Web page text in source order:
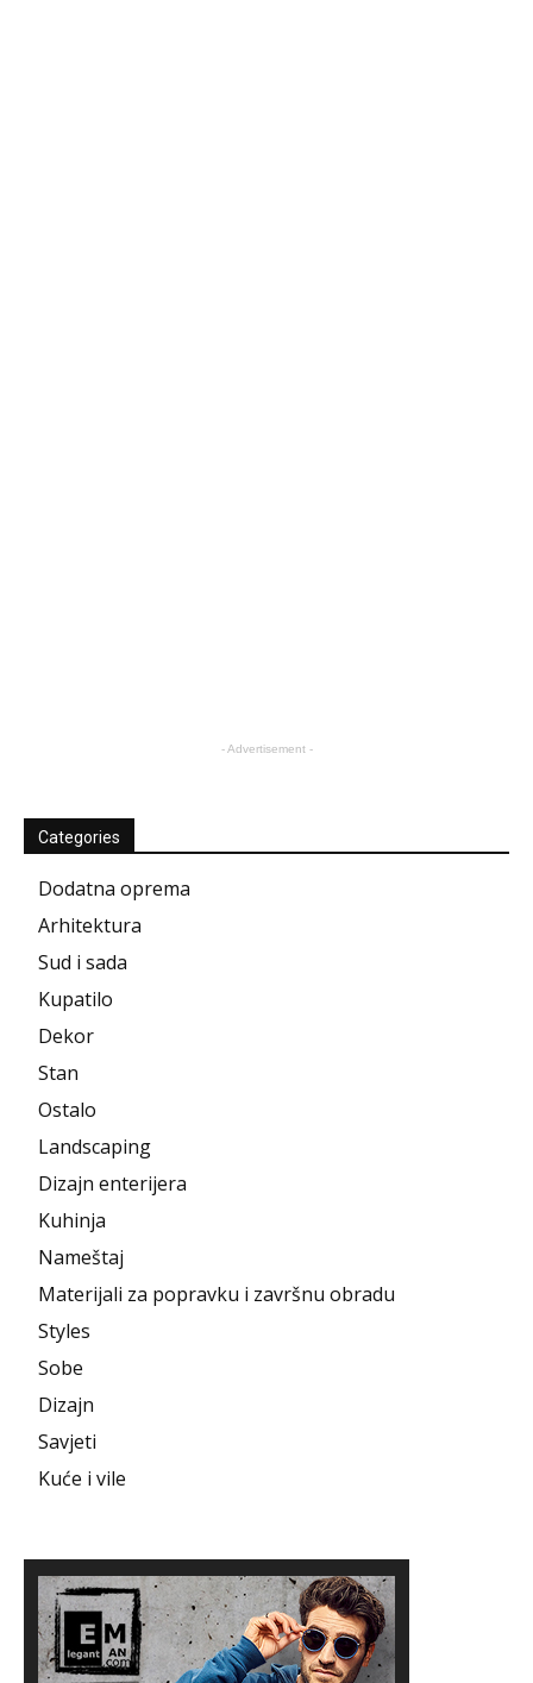
- Advertisement -
Categories
Dodatna oprema
Arhitektura
Sud i sada
Kupatilo
Dekor
Stan
Ostalo
Landscaping
Dizajn enterijera
Kuhinja
Nameštaj
Materijali za popravku i završnu obradu
Styles
Sobe
Dizajn
Savjeti
Kuće i vile